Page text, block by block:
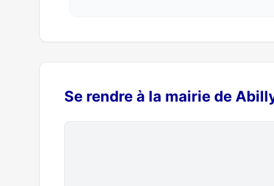
Se rendre à la mairie de